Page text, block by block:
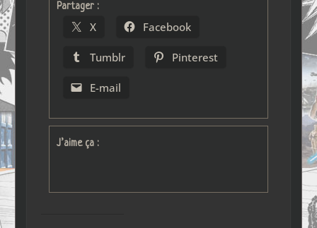
Partager :
X Facebook
Tumblr Pinterest
E-mail
J’aime ça :